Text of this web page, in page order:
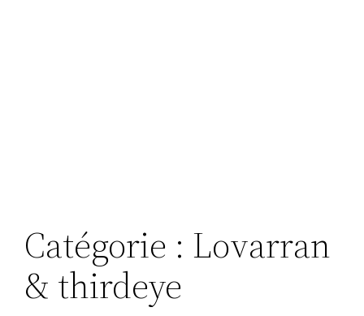
Catégorie : Lovarran
& thirdeye